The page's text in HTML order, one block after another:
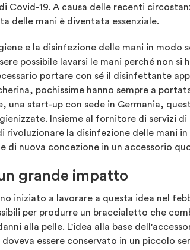
Covid-19. A causa delle recenti
delle mani è diventata essenziale.
e la disinfezione delle mani in modo
possibile lavarsi le mani perché non si
portare con sé il disinfettante
pochissime hanno sempre a
una start-up con sede in Germania,
Insieme al fornitore di servizi di
la disinfezione delle mani in
nuova concezione in un accessorio
grande impatto
iniziato a lavorare a questa idea nel
per produrre un braccialetto che
alla pelle. L'idea alla base
essere conservato in un piccolo